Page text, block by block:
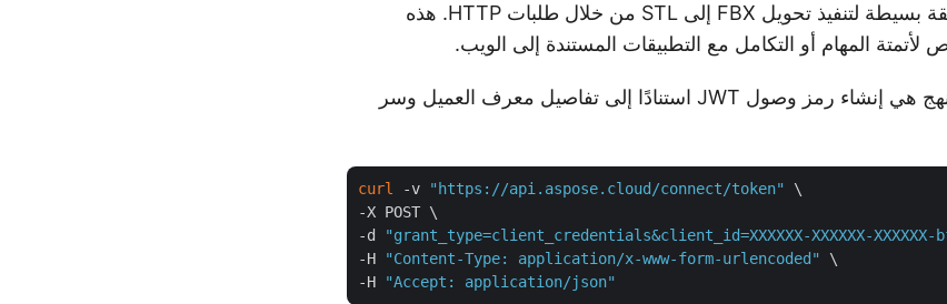
Aspose.3D Cloud طريقة بسيطة لتنفيذ تحويل FBX إلى STL من خلال طلبات HTTP. هذه
المهام أو التكامل مع التطبيقات المستندة إلى الويب.
الخطوة الأولى في هذا النهج هي إنشاء رمز وصول JWT استنادًا إلى تفاصيل معرف العميل وسر
curl -v "https://api.aspose.cloud/connect/token"
\
-X POST \
-d
"grant_type=client_credentials&client_id=XXXXXX-XXXXXX-XXXXXX-
-H
"Content-Type: application/x-www-form-urlencoded"
\
-H
"Accept: application/json"